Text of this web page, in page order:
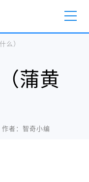
么）
蒲黄
作者：智奇小编